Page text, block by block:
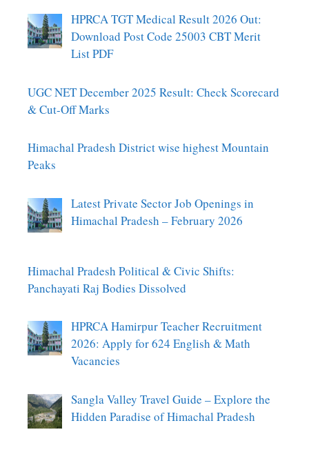
HPRCA TGT Medical Result 2026 Out:
Download Post Code 25003 CBT Merit
List PDF
UGC NET December 2025 Result: Check Scorecard
& Cut-Off Marks
Himachal Pradesh District wise highest Mountain
Peaks
Latest Private Sector Job Openings in
Himachal Pradesh – February 2026
Himachal Pradesh Political & Civic Shifts:
Panchayati Raj Bodies Dissolved
HPRCA Hamirpur Teacher Recruitment
2026: Apply for 624 English & Math
Vacancies
Sangla Valley Travel Guide – Explore the
Hidden Paradise of Himachal Pradesh